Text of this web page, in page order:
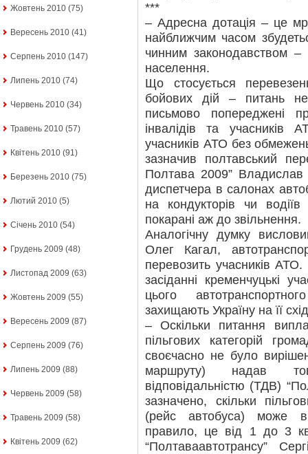
Жовтень 2010 (75)
Вересень 2010 (41)
Серпень 2010 (147)
Липень 2010 (74)
Червень 2010 (34)
Травень 2010 (57)
Квітень 2010 (91)
Березень 2010 (75)
Лютий 2010 (5)
Січень 2010 (54)
Грудень 2009 (48)
Листопад 2009 (63)
Жовтень 2009 (55)
Вересень 2009 (87)
Серпень 2009 (76)
Липень 2009 (88)
Червень 2009 (58)
Травень 2009 (58)
Квітень 2009 (62)
***
– Адресна дотація – це
найближчим часом
чинним законодавством –
населення.
Що стосується
бойових дій – питань
письмово попереджені
інвалідів та учасників
учасників АТО без
зазначив полтавський
Полтава 2009”
диспетчера в салонах
на кондукторів чи
покарані аж до звільнення.
Аналогічну думку
Олег Кагал,
перевозить учасників
засіданні кременчуцькі
цього
захищають Україну на її
– Оскільки питання
пільгових категорій
своєчасно не було
маршруту) надав
відповідальністю (ТДВ)
зазначено, скільки
(рейс автобуса) може
правило, це від 1 до 3
“Полтаваавтотрансу”